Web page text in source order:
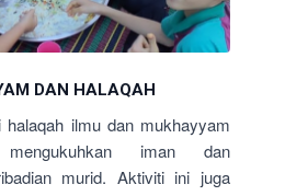
DAN HALAQAH
halaqah ilmu dan mukhayyam
iman dan
murid. Aktiviti ini juga